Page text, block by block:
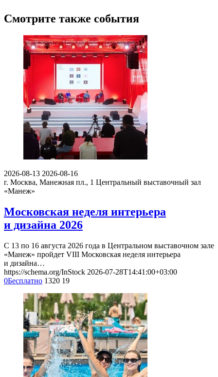
Смотрите также события
2026-08-13 2026-08-16
г. Москва, Манежная пл., 1 Центральный выставочный зал
«Манеж»
Московская неделя интерьера
и дизайна 2026
С 13 по 16 августа 2026 года в Центральном выставочном зале
«Манеж» пройдет VIII Московская неделя интерьера
и дизайна…
https://schema.org/InStock 2026-07-28T14:41:00+03:00
0Бесплатно 1320 19